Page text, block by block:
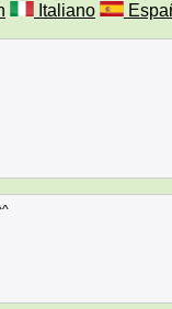
Italiano